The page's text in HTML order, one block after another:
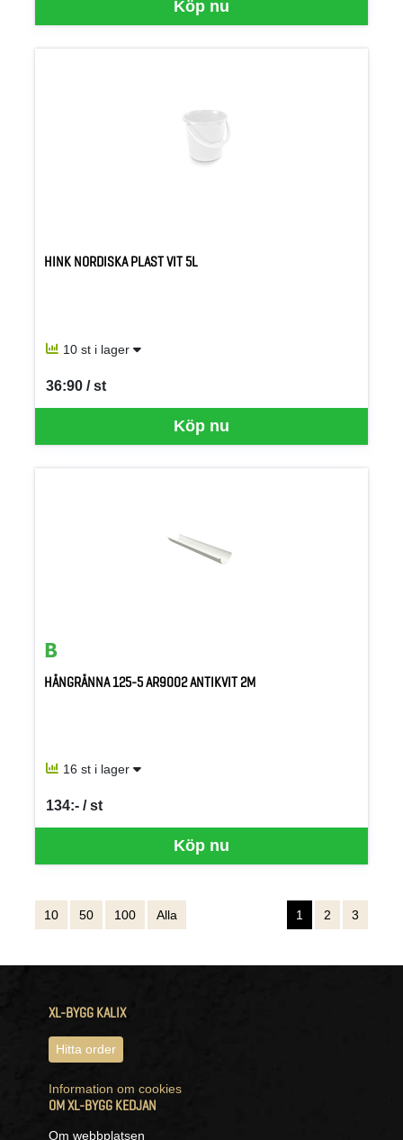
Köp nu
HINK NORDISKA PLAST VIT 5L
10 st i lager
Köp nu
36:90 / st
SEK per ST
HÄNGRÄNNA 125-5 AR9002 ANTIKVIT 2M
16 st i lager
Köp nu
134:- / st
SEK per ST
10 50 100 Alla 1 2 3
XL-BYGG KALIX
Hitta order
Information om cookies
OM XL-BYGG KEDJAN
Om webbplatsen